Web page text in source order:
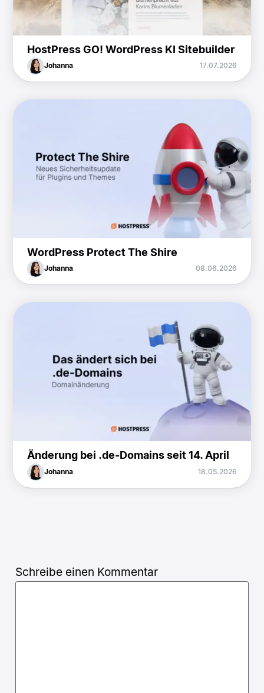
HostPress GO! WordPress KI Sitebuilder
Johanna 17.07.2026
WordPress Protect The Shire
Johanna 08.06.2026
Änderung bei .de-Domains seit 14. April
Johanna 18.05.2026
Schreibe einen Kommentar